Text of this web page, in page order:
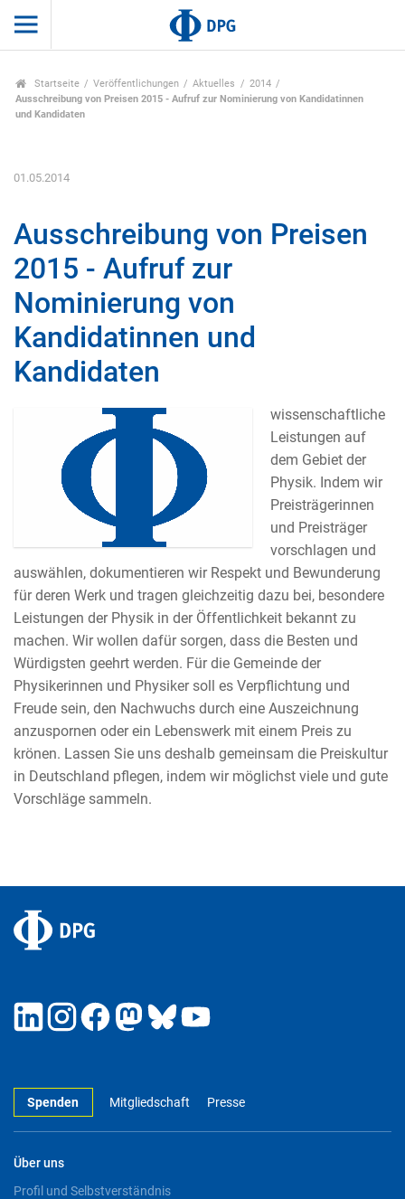
Startseite Veröffentlichungen Aktuelles
2014
Ausschreibung von Preisen 2015 - Aufruf zur Nominierung von Kandidatinnen
und Kandidaten
01.05.2014
Ausschreibung von Preisen
2015 - Aufruf zur
Nominierung von
Kandidatinnen und
Kandidaten
wissenschaftliche
Leistungen auf
dem Gebiet der
Physik. Indem wir
Preisträgerinnen
und Preisträger
vorschlagen und
auswählen, dokumentieren wir Respekt und Bewunderung
für deren Werk und tragen gleichzeitig dazu bei, besondere
Leistungen der Physik in der Öffentlichkeit bekannt zu
machen. Wir wollen dafür sorgen, dass die Besten und
Würdigsten geehrt werden. Für die Gemeinde der
Physikerinnen und Physiker soll es Verpflichtung und
Freude sein, den Nachwuchs durch eine Auszeichnung
anzuspornen oder ein Lebenswerk mit einem Preis zu
krönen. Lassen Sie uns deshalb gemeinsam die Preiskultur
in Deutschland pflegen, indem wir möglichst viele und gute
Vorschläge sammeln.
Spenden Mitgliedschaft Presse
Über uns
Profil und Selbstverständnis